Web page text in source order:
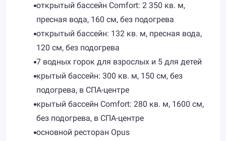
открытый бассейн Comfort: 2 350 кв. м,
пресная вода, 160 см, без подогрева
открытый бассейн: 132 кв. м, пресная вода,
120 см, без подогрева
7 водных горок для взрослых и 5 для детей
крытый бассейн: 300 кв. м, 150 см, без
подогрева, в СПА-центре
крытый бассейн Comfort: 280 кв. м, 1600 см,
без подогрева, в СПА-центре
основной ресторан Opus